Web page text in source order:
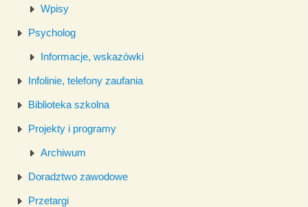
Wpisy
Psycholog
Informacje, wskazówki
Infolinie, telefony zaufania
Biblioteka szkolna
Projekty i programy
Archiwum
Doradztwo zawodowe
Przetargi